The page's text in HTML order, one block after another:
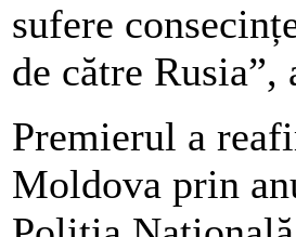
sufere
de către Rusia”,
Premierul a
Moldova prin